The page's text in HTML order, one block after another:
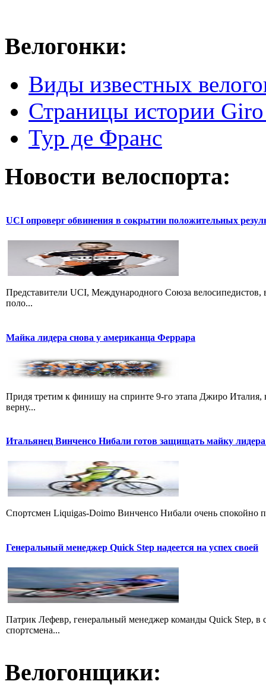
Велогонки:
Виды известных
Страницы истории
Тур де Франс
Новости велоспорта:
UCI опроверг обвинения в сокрытии положительных
Представители UCI, Международного Союза
поло...
Майка лидера снова у американца Феррара
Придя третим к финишу на спринте 9-го этапа Джиро
верну...
Итальянец Винченсо Нибали готов защищать майку
Cпортсмен Liquigas-Doimo Винченсо Нибали очень спокойно
Генеральный менеджер Quick Step надеется на успех своей
Патрик Лефевр, генеральный менеджер команды Quick Step, в
спортсмена...
Велогонщики: